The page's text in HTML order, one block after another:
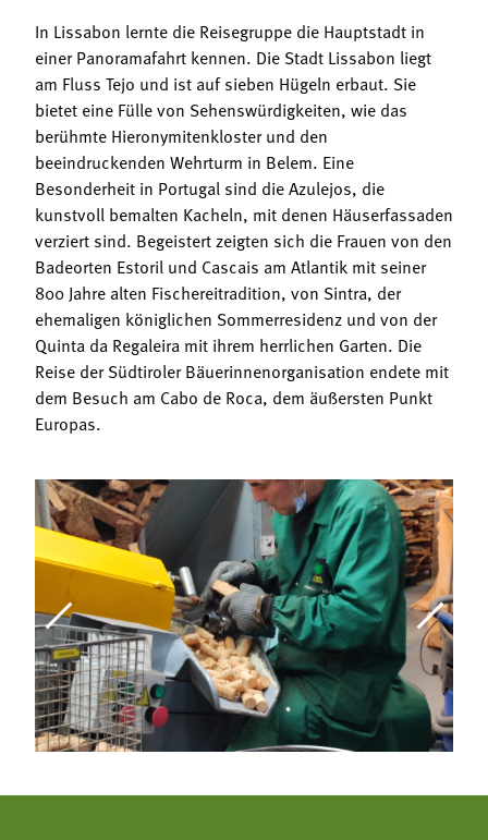
In Lissabon lernte die Reisegruppe die Hauptstadt in
einer Panoramafahrt kennen. Die Stadt Lissabon liegt
am Fluss Tejo und ist auf sieben Hügeln erbaut. Sie
bietet eine Fülle von Sehenswürdigkeiten, wie das
berühmte Hieronymitenkloster und den
beeindruckenden Wehrturm in Belem. Eine
Besonderheit in Portugal sind die Azulejos, die
kunstvoll bemalten Kacheln, mit denen Häuserfassaden
verziert sind. Begeistert zeigten sich die Frauen von den
Badeorten Estoril und Cascais am Atlantik mit seiner
800 Jahre alten Fischereitradition, von Sintra, der
ehemaligen königlichen Sommerresidenz und von der
Quinta da Regaleira mit ihrem herrlichen Garten. Die
Reise der Südtiroler Bäuerinnenorganisation endete mit
dem Besuch am Cabo de Roca, dem äußersten Punkt
Europas.